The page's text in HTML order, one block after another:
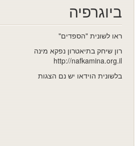
ביוגרפיה
ראו לשונית "הספדים"
רון שיחק בתיאטרון נפקא מינה
http://nafkamina.org.il
בלשונית הוידאו יש נם הצגות